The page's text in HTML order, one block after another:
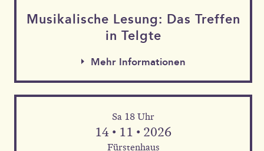
Mehr Informationen
Musika­lische Le­sung: Das Tref­fen
in Telgte
Mehr Informationen
Mehr Informationen
Sa 18 Uhr
14 • 11 • 2026
Fürstenhaus